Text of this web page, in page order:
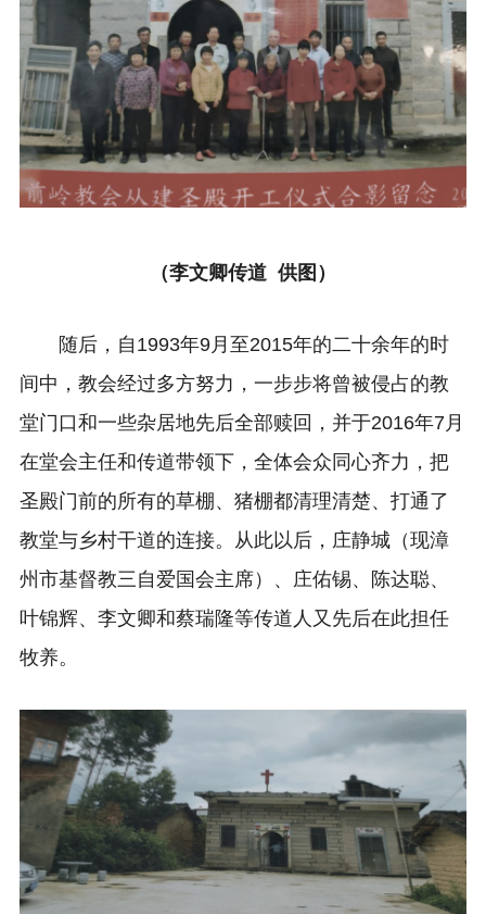
（李文卿传道 供图 ）
随后，自1993年9月至2015年的二十余年的时
间中，教会经过多方努力，一步步将曾被侵占的教
堂门口和一些杂居地先后全部赎回，并于2016年7月
在堂会主任和传道带领下，全体会众同心齐力，把
圣殿门前的所有的草棚、猪棚都清理清楚、打通了
教堂与乡村干道的连接。从此以后，庄静城（现漳
州市基督教三自爱国会主席）、庄佑锡、陈达聪、
叶锦辉、李文卿和蔡瑞隆等传道人又先后在此担任
牧养。